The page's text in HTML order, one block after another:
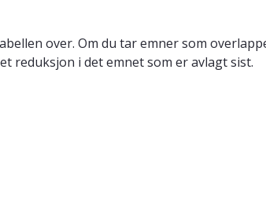
over. Om du tar emner som
reduksjon i det emnet som er avlagt sist.